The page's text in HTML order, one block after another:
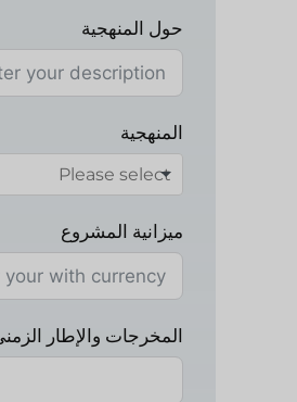
حول المنهجية
المنهجية
ميزانية المشروع
المخرجات والإطار